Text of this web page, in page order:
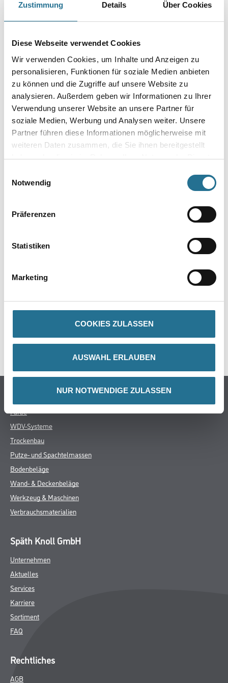
Zustimmung Details Über Cookies
Diese Webseite verwendet Cookies
Wir verwenden Cookies, um Inhalte und Anzeigen zu
personalisieren, Funktionen für soziale Medien anbieten
zu können und die Zugriffe auf unsere Website zu
analysieren. Außerdem geben wir Informationen zu Ihrer
Verwendung unserer Website an unsere Partner für
soziale Medien, Werbung und Analysen weiter. Unsere
Partner führen diese Informationen möglicherweise mit
weiteren Daten zusammen, die Sie ihnen bereitgestellt
haben oder die sie im Rahmen Ihrer Nutzung der Dienste
Notwendig
Präferenzen
Statistiken
Marketing
COOKIES ZULASSEN
AUSWAHL ERLAUBEN
NUR NOTWENDIGE ZULASSEN
Gebinde
Umrechnungsfaktoren
GEFAHRENHINWEISE
Online-Shop
Farbe
WDV-Systeme
Trockenbau
Putze- und Spachtelmassen
Bodenbeläge
Wand- & Deckenbeläge
Werkzeug & Maschinen
Verbrauchsmaterialien
Späth Knoll GmbH
Unternehmen
Aktuelles
Services
Karriere
Sortiment
FAQ
Rechtliches
AGB